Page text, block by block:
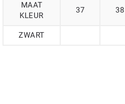
MAAT
KLEUR
37 38
ZWART